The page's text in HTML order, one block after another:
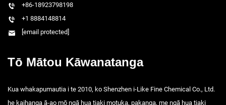
+86-18923798198
+1 8884148814
[email protected]
Tō Mātou Kāwanatanga
Kua whakapumautia i te 2010, ko Shenzhen i-Like Fine Chemical Co., Ltd.
he kaihanga ā-ao mō ngā hua tiaki motuka, pakanga, me ngā hua tiaki